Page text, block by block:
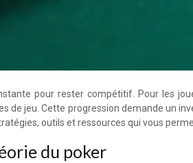
pour rester compétitif. Pour les
de jeu. Cette progression demande un
outils et ressources qui vous
du poker